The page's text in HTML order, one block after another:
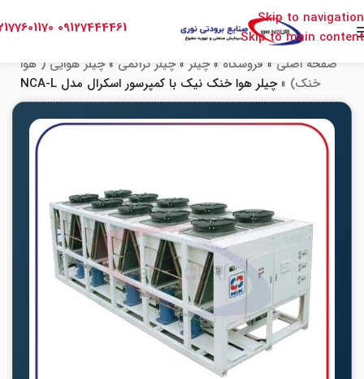
Skip to navigation
Skip to main content
09127444461
صفحه اصلی » فروشگاه »چیلر»چیلر تراکمی »چیلر هوایی ( هوا
خنک) »چیلر هوا خنک نیک با کمپرسور اسکرال مدل NCA-L